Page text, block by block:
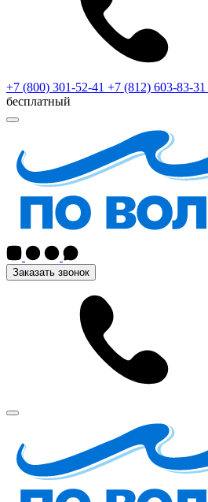
+7 (800) 301-52-41 +7 (812) 603-83-31
бесплатный
Заказать звонок